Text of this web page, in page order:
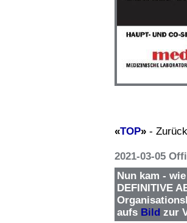
«TOP» -
2021-03-05
Nun kam -
DEFINITIVE
aufs Bild zur